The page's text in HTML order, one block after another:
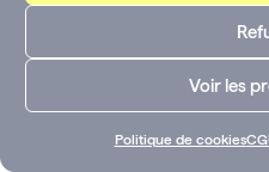
Voir les
Politique de cookies